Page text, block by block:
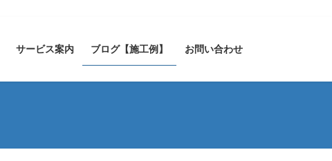
サービス案内 ブログ【施工例】 お問い合わせ